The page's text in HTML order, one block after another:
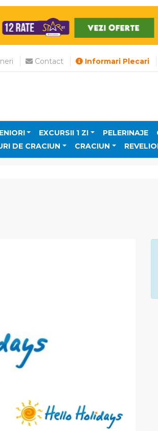
Contact Informari Plecari
EXCURSII 1 ZI PELERINAJE
DE CRACIUN CRACIUN